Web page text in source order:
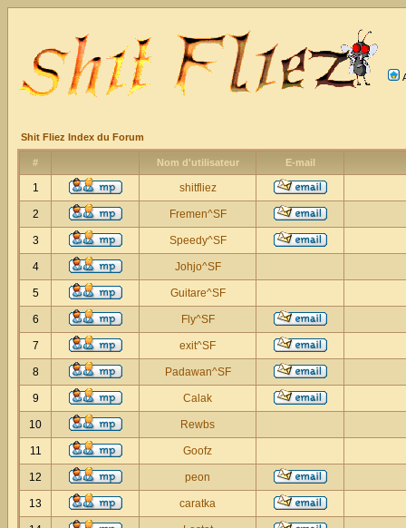
Shit Fliez Index du Forum
# Nom d'utilisateur E-mail
1 shitfliez
2 Fremen^SF
3 Speedy^SF
4 Johjo^SF
5 Guitare^SF
6 Fly^SF
7 exit^SF
8 Padawan^SF
9 Calak
10 Rewbs
11 Goofz
12 peon
13 caratka